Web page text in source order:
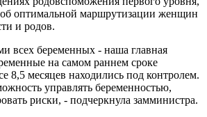
об оптимальной марш­рутизации женщин
и родов.
всех беременных - наша главная
на самом раннем сроке
8,5 месяцев находились под контролем.
управлять беременностью,
риски, - подчеркнула замминистра.